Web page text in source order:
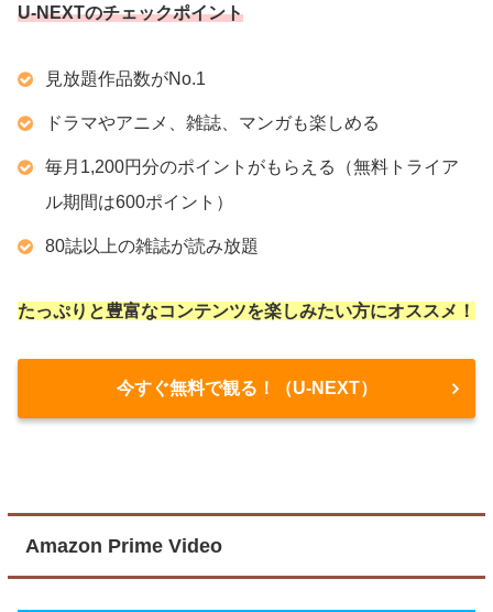
U-NEXTのチェックポイント
見放題作品数がNo.1
ドラマやアニメ、雑誌、マンガも楽しめる
毎月1,200円分のポイントがもらえる（無料トライア
ル期間は600ポイント）
80誌以上の雑誌が読み放題
たっぷりと豊富なコンテンツを楽しみたい方にオススメ！
今すぐ無料で観る！（U-NEXT）
Amazon Prime Video